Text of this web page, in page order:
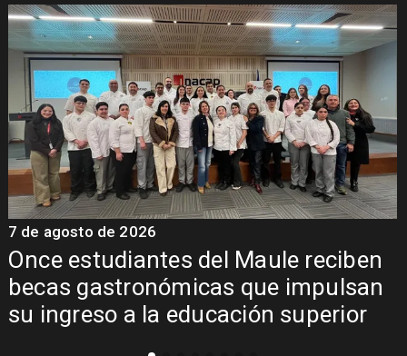
Álvarez-Salamanca lidera la apuesta
regional para consolidar el Paso
Pehuenche como alternativa a Los
7 de agosto de 2026